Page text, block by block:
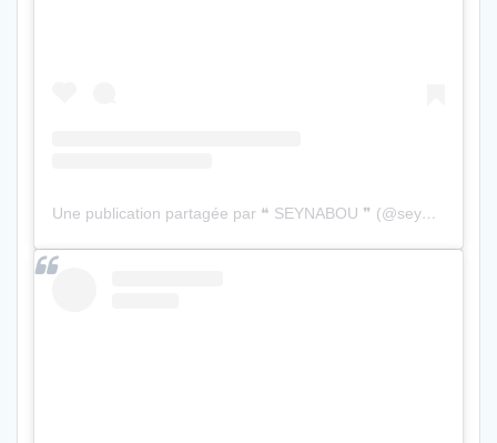
Une publication partagée par ❝ SEYNABOU ❞ (@seynabou)